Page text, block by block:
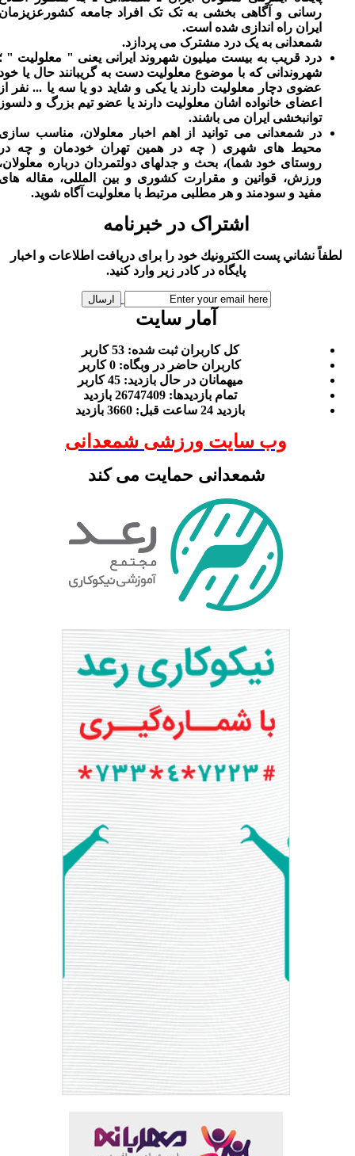
رسانی و آگاهی بخشی به تک تک افراد جامعه کشورعزیزمان
ایران راه اندازی شده است.
شمعدانی به یک درد مشترک می پردازد.
درد قریب به بیست میلیون شهروند ایرانی یعنی " معلولیت " ؛
شهروندانی که با موضوع معلولیت دست به گریبانند حال یا خود
عضوی دچار معلولیت دارند یا یکی و شاید دو یا سه یا ... نفر از
اعضای خانواده اشان معلولیت دارند یا عضو تیم بزرگ و دلسوز
توانبخشی ایران می باشند.
در شمعدانی می توانید از اهم اخبار معلولان، مناسب سازی
محیط های شهری ( چه در همین تهران خودمان و چه در
روستای خود شما)، بحث و جدلهای دولتمردان درباره معلولان،
ورزش، قوانین و مقرارت کشوری و بین المللی، مقاله های
مفید و سودمند و هر مطلبی مرتبط با معلولیت آگاه شوید.
اشتراک در خبرنامه
لطفاً نشاني پست الكترونيك خود را برای دريافت اطلاعات و اخبار
پايگاه در كادر زير وارد كنيد.
آمار سایت
كل کاربران ثبت شده: 53 کاربر
کاربران حاضر در وبگاه: 0 کاربر
ميهمانان در حال بازديد: 45 کاربر
تمام بازديد‌ها: 26747409 بازدید
بازديد 24 ساعت قبل: 3660 بازدید
وب سایت ورزشی شمعدانی
شمعدانی حمایت می کند